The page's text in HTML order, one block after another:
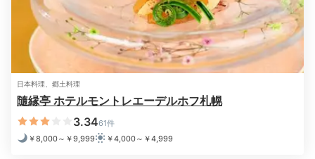
本館／ラグジュアリールーム浴室
全室のバスルームには、細かい気泡で汚れを洗い流すと
いう「ミラブル」のシャワーヘッドが。パジャマは寛ぎ
やすい上下別タイプで、ベッドは上質なシモンズ社製。
日本料理、郷土料理
隨縁亭 ホテルモントレエーデルホフ札幌
3.3461件
￥8,000～￥9,999
￥4,000～￥4,999